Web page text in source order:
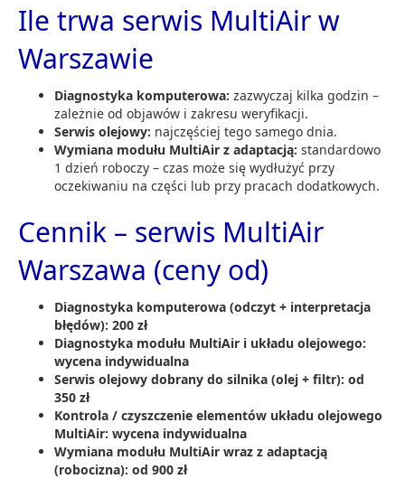
Ile trwa serwis MultiAir w
Warszawie
Diagnostyka komputerowa: zazwyczaj kilka godzin –
zależnie od objawów i zakresu weryfikacji.
Serwis olejowy: najczęściej tego samego dnia.
Wymiana modułu MultiAir z adaptacją: standardowo
1 dzień roboczy – czas może się wydłużyć przy
oczekiwaniu na części lub przy pracach dodatkowych.
Cennik – serwis MultiAir
Warszawa (ceny od)
Diagnostyka komputerowa (odczyt + interpretacja
błędów): 200 zł
Diagnostyka modułu MultiAir i układu olejowego:
wycena indywidualna
Serwis olejowy dobrany do silnika (olej + filtr): od
350 zł
Kontrola / czyszczenie elementów układu olejowego
MultiAir: wycena indywidualna
Wymiana modułu MultiAir wraz z adaptacją
(robocizna): od 900 zł